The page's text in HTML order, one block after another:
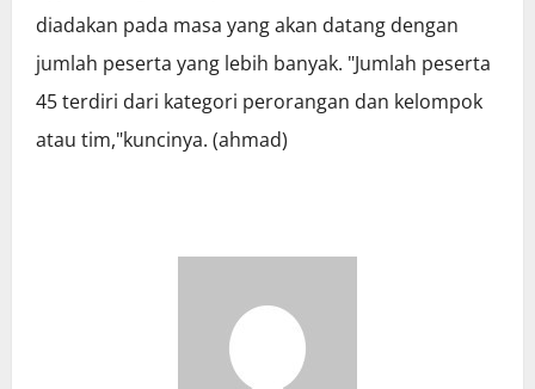
diadakan pada masa yang akan datang dengan
jumlah peserta yang lebih banyak. "Jumlah peserta
45 terdiri dari kategori perorangan dan kelompok
atau tim,"kuncinya. (ahmad)